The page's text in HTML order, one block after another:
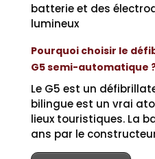
batterie et des
lumineux
Pourquoi choisir le
G5 semi-automatique
Le G5 est un
bilingue est un vrai
lieux touristiques. La
ans par le